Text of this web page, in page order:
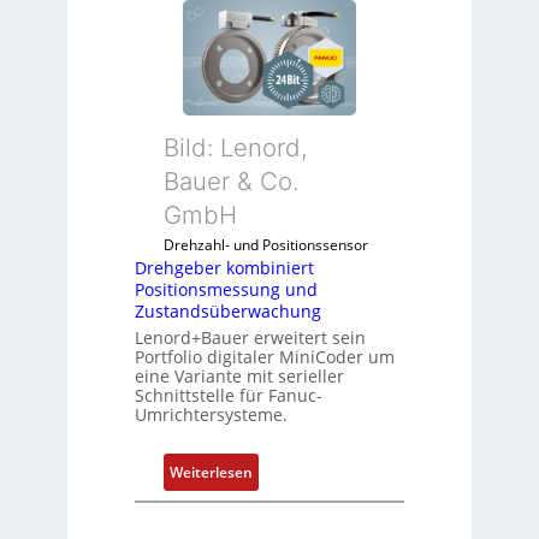
e
h
g
e
e
m
b
i
i
e
r
P
o
s
Bild: Lenord,
Bauer & Co.
GmbH
Drehzahl- und Positionssensor
Drehgeber kombiniert
Positionsmessung und
Zustandsüberwachung
Lenord+Bauer erweitert sein
Portfolio digitaler MiniCoder um
eine Variante mit serieller
Schnittstelle für Fanuc-
Umrichtersysteme.
Weiterlesen:
D